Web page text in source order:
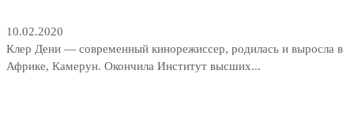
10.02.2020
Клер Дени — современный кинорежиссер, родилась и выросла в
Африке, Камерун. Окончила Институт высших...